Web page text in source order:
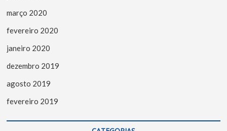
março 2020
fevereiro 2020
janeiro 2020
dezembro 2019
agosto 2019
fevereiro 2019